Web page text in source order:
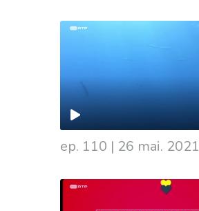
ep. 110 | 26 mai. 2021
543102